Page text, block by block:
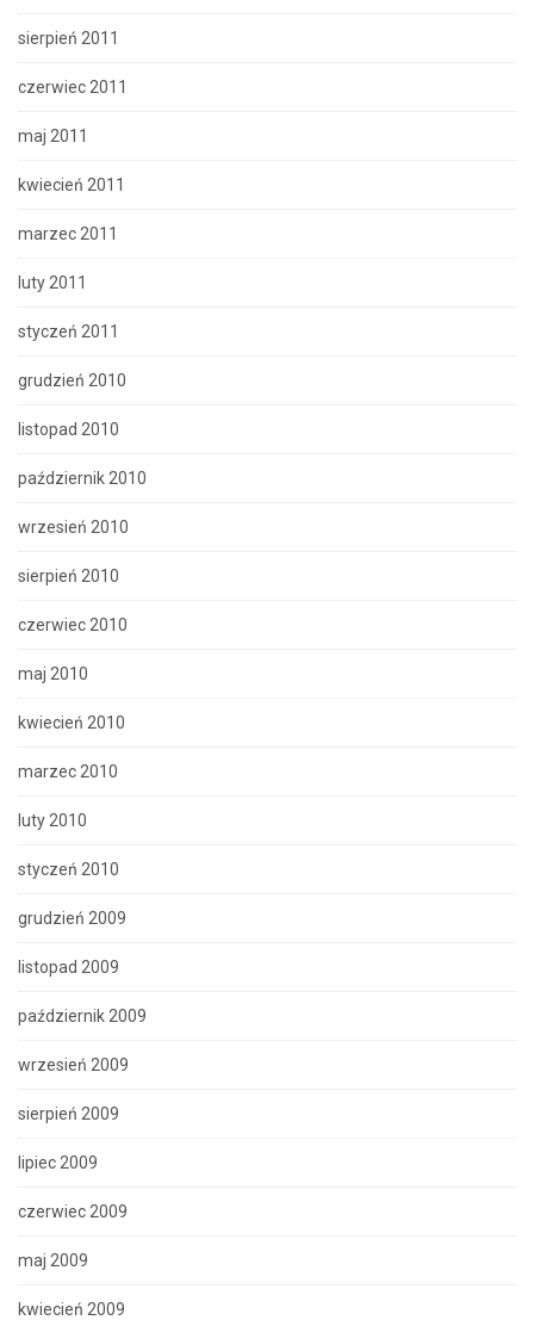
sierpień 2011
czerwiec 2011
maj 2011
kwiecień 2011
marzec 2011
luty 2011
styczeń 2011
grudzień 2010
listopad 2010
październik 2010
wrzesień 2010
sierpień 2010
czerwiec 2010
maj 2010
kwiecień 2010
marzec 2010
luty 2010
styczeń 2010
grudzień 2009
listopad 2009
październik 2009
wrzesień 2009
sierpień 2009
lipiec 2009
czerwiec 2009
maj 2009
kwiecień 2009